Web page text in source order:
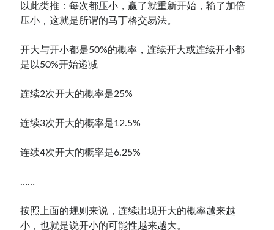
以此类推：每次都压小，赢了就重新开始，输了加倍
压小，这就是所谓的马丁格交易法。
开大与开小都是50%的概率，连续开大或连续开小都
是以50%开始递减
连续2次开大的概率是25%
连续3次开大的概率是12.5%
连续4次开大的概率是6.25%
……
按照上面的规则来说，连续出现开大的概率越来越
小，也就是说开小的可能性越来越大。